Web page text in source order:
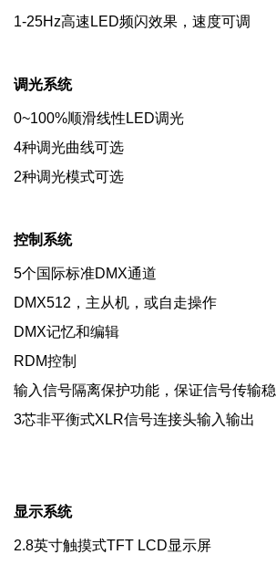
1-25Hz高速LED频闪效果，速度可调
调光系统
0~100%顺滑线性LED调光
4种调光曲线可选
2种调光模式可选
控制系统
5个国际标准DMX通道
DMX512，主从机，或自走操作
DMX记忆和编辑
RDM控制
输入信号隔离保护功能，保证信号传输
3芯非平衡式XLR信号连接头输入输出
显示系统
2.8英寸触摸式TFT LCD显示屏